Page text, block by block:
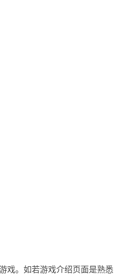
戏。如若游戏介绍页面是熟悉